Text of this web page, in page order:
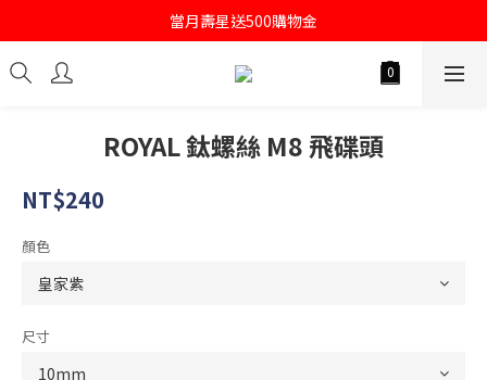
註冊會員即送購物金100
當月壽星送500購物金
註冊會員即送購物金100
ROYAL 鈦螺絲 M8 飛碟頭
NT$240
顏色
尺寸